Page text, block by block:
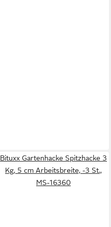
Bituxx Gartenhacke Spitzhacke 3
Kg, 5 cm Arbeitsbreite, -3 St.,
MS-16360